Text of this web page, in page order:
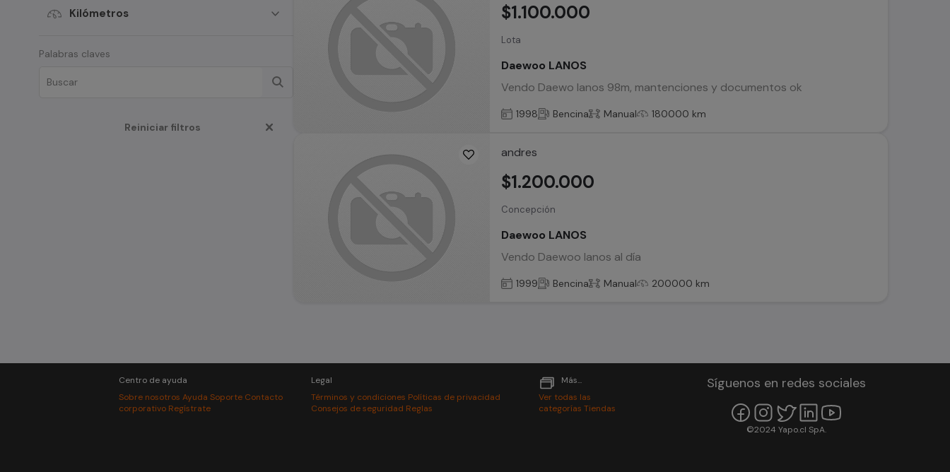
Kilómetros
Palabras claves
Reiniciar filtros
Lota
Daewoo LANOS
Vendo Daewo lanos 98m, mantenciones y documentos ok
$1.100.000
1998 Bencina Manual 180000 km
andres
Concepción
Daewoo LANOS
Vendo Daewoo lanos al día
$1.200.000
1999 Bencina Manual 200000 km
Centro de ayuda
Sobre nosotros Ayuda Soporte Contacto
corporativo Regístrate
Legal
Términos y condiciones Políticas de privacidad
Consejos de seguridad Reglas
Más...
Ver todas las
categorías Tiendas
Síguenos en redes sociales
©2024 Yapo.cl SpA.